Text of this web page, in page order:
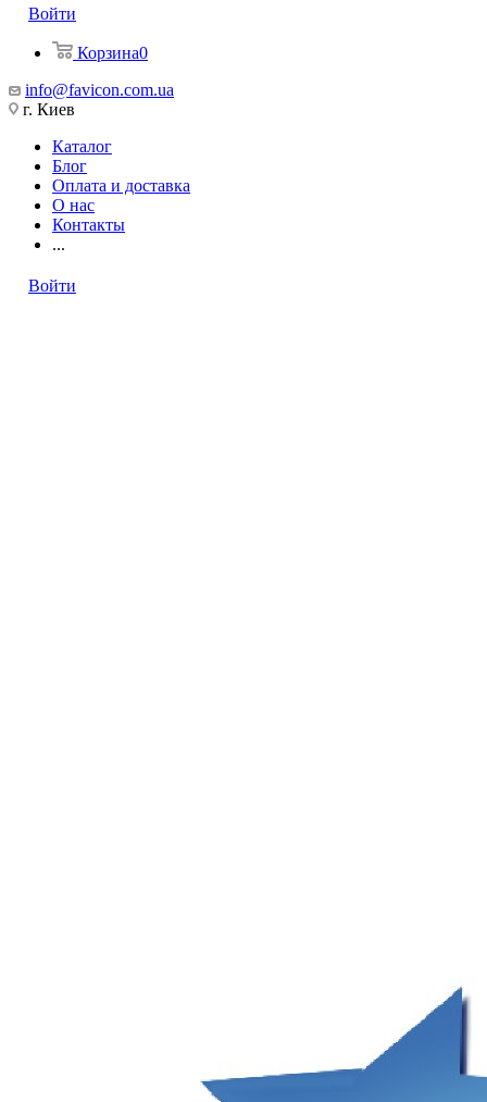
Войти
Корзина0
info@favicon.com.ua
г. Киев
Каталог
Блог
Оплата и доставка
О нас
Контакты
...
Войти